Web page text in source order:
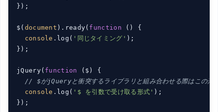
});
$( document ).ready( function ( ) {
console .log( '同じタイミング' );
});
jQuery( function ( $ ) {
// $がjQueryと衝突するライブラリと組み合わせる際はこの形
console .log( '$ を引数で受け取る形式' );
});